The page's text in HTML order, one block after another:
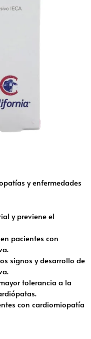
y enfermedades
y previene el
pacientes con
signos y desarrollo de
tolerancia a la
con cardiomiopatía